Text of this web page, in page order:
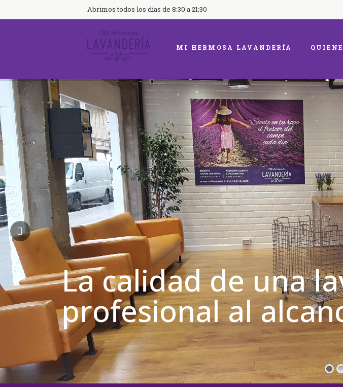
Abrimos todos los días de 8:30 a 21:30
MI HERMOSA LAVANDERÍA
La calidad de una
profesional al